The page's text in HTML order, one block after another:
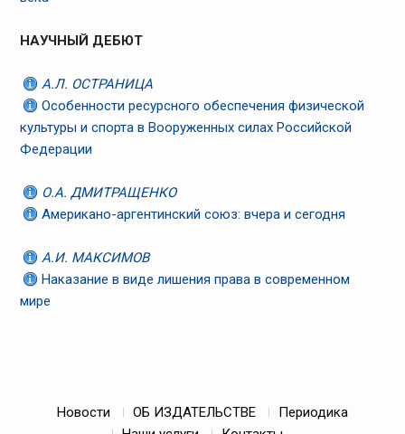
НАУЧНЫЙ ДЕБЮТ
А.Л. ОСТРАНИЦА
Особенности ресурсного обеспечения физической
культуры и спорта в Вооруженных силах Российской
Федерации
О.А. ДМИТРАЩЕНКО
Американо-аргентинский союз: вчера и сегодня
А.И. МАКСИМОВ
Наказание в виде лишения права в современном
мире
Новости ОБ ИЗДАТЕЛЬСТВЕ
Периодика